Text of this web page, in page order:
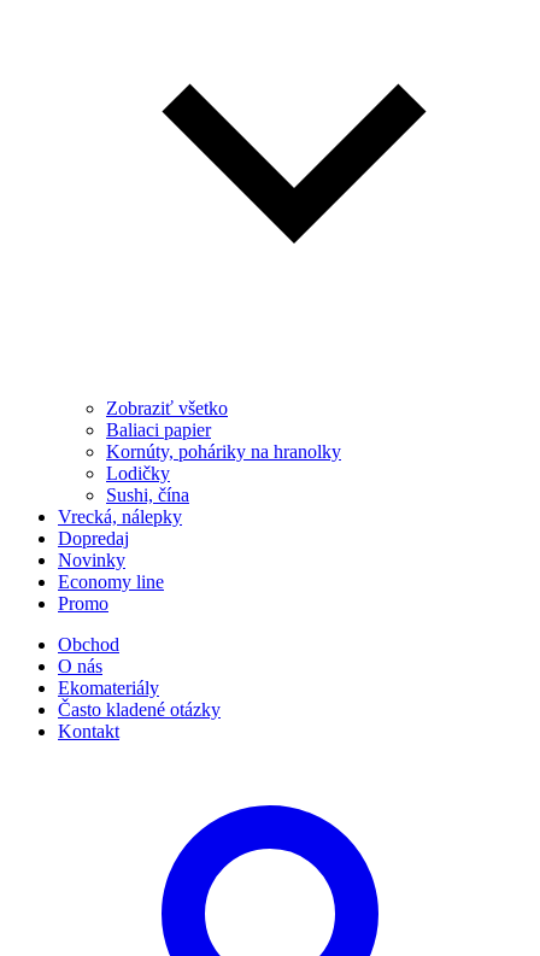
Zobraziť všetko
Baliaci papier
Kornúty, poháriky na hranolky
Lodičky
Sushi, čína
Vrecká, nálepky
Dopredaj
Novinky
Economy line
Promo
Obchod
O nás
Ekomateriály
Často kladené otázky
Kontakt